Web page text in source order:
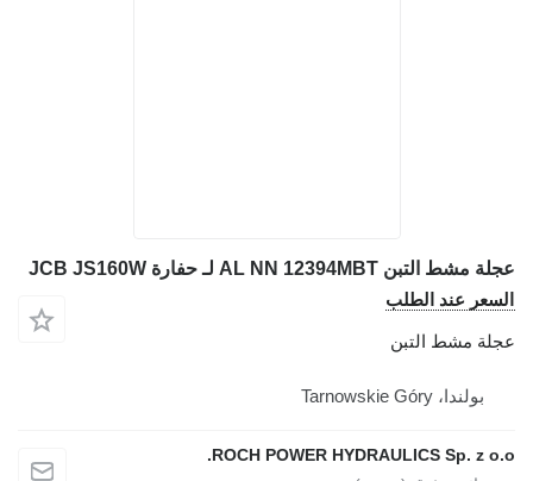
عجلة مشط التبن AL NN 12394MBT لـ حفارة JCB JS160W
السعر عند الطلب
عجلة مشط التبن
بولندا، Tarnowskie Góry
ROCH POWER HYDRAULICS Sp. z o.o.